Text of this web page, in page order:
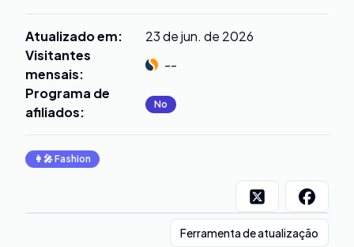
Atualizado em:
23 de jun. de 2026
Visitantes
mensais:
--
Programa de
afiliados: No
👩‍🎤Fashion
Ferramenta de atualização